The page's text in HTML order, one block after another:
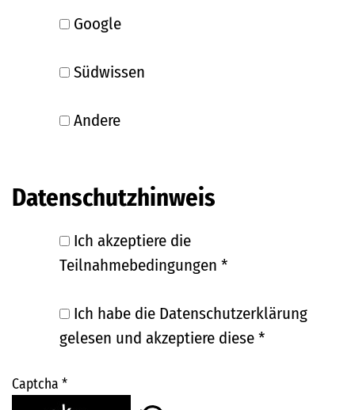
Google
Südwissen
Andere
Datenschutzhinweis
Ich akzeptiere die
Teilnahmebedingungen *
Ich habe die Datenschutzerklärung
gelesen und akzeptiere diese*
Captcha *